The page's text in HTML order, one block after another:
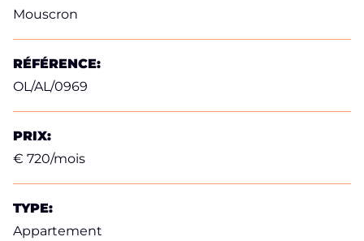
Mouscron
RÉFÉRENCE:
OL/AL/0969
PRIX:
€ 720/mois
TYPE:
Appartement